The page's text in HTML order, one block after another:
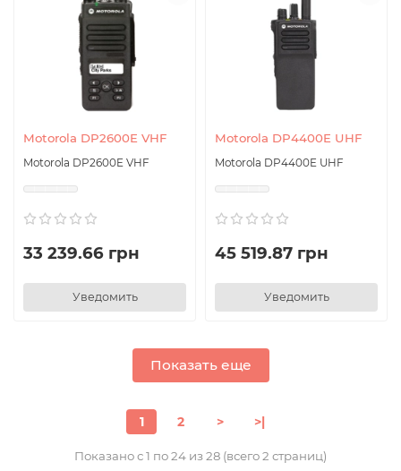
Motorola DP2600E VHF
Motorola DP2600E VHF
33 239.66 грн
Уведомить
Motorola DP4400E UHF
Motorola DP4400E UHF
45 519.87 грн
Уведомить
Показать еще
1 2 > >|
Показано с 1 по 24 из 28 (всего 2 страниц)